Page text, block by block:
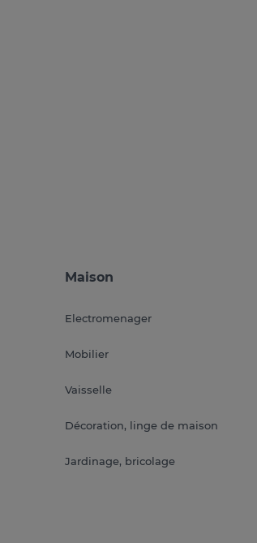
Maison
Electromenager
Mobilier
Vaisselle
Décoration, linge de maison
Jardinage, bricolage